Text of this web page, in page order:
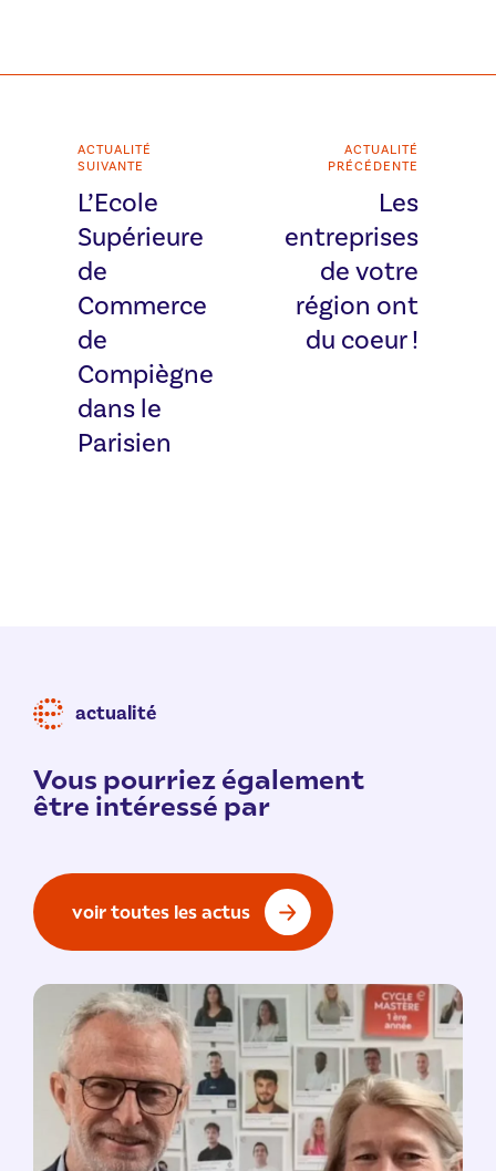
ACTUALITÉ
SUIVANTE
L’Ecole
Supérieure
de
Commerce
de
Compiègne
dans le
Parisien
ACTUALITÉ
PRÉCÉDENTE
Les
entreprises
de votre
région ont
du coeur !
actualité
Vous pourriez également
être intéressé par
voir toutes les actus